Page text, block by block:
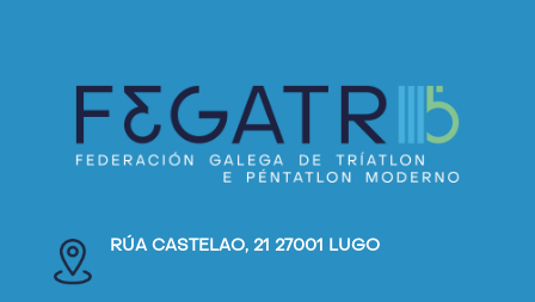
RÚA CASTELAO, 21 27001 LUGO